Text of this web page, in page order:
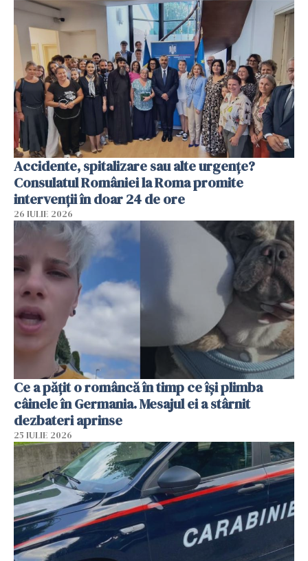
Accidente, spitalizare sau alte urgențe?
Consulatul României la Roma promite
intervenții în doar 24 de ore
26 IULIE 2026
Ce a pățit o româncă în timp ce își plimba
câinele în Germania. Mesajul ei a stârnit
dezbateri aprinse
25 IULIE 2026